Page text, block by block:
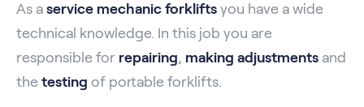
As a service mechanic forklifts you have a wide
technical knowledge. In this job you are
responsible for repairing, making adjustments and
the testing of portable forklifts.